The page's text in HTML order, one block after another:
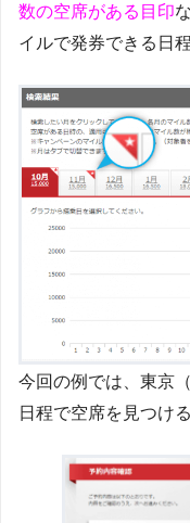
数の空席がある目印
イルで発券できる日
今回の例では、東京
日程で空席を見つけ